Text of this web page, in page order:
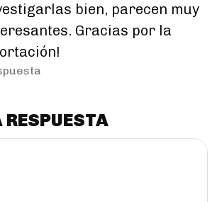
bien, parecen muy
Gracias por la
RESPUESTA